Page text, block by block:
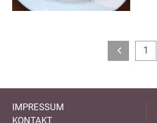
1
IMPRESSUM
KONTAKT